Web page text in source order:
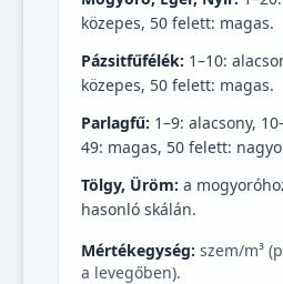
közepes, 50 felett: magas.
Pázsitfűfélék: 1–10:
közepes, 50 felett: magas.
Parlagfű: 1–9: alacsony,
49: magas, 50 felett:
Tölgy, Üröm: a
hasonló skálán.
Mértékegység: szem/m³
a levegőben).